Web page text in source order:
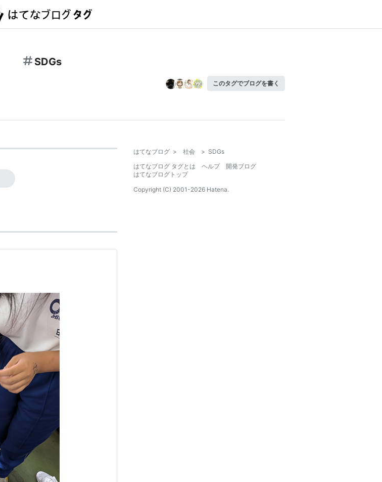
SDGs
このタグでブログを書く
はてなブログ > 社会 > SDGs
はてなブログ タグとは
ヘルプ
開発ブログ
はてなブログトップ
Copyright (C) 2001-2026 Hatena.